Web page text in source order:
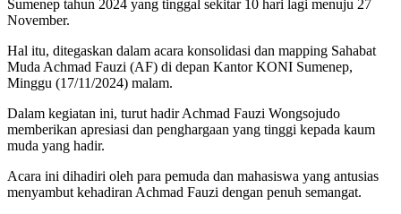
Sumenep tahun 2024 yang tinggal sekitar 10 hari lagi menuju 27
November.
Hal itu, ditegaskan dalam acara konsolidasi dan mapping Sahabat
Muda Achmad Fauzi (AF) di depan Kantor KONI Sumenep,
Minggu (17/11/2024) malam.
Dalam kegiatan ini, turut hadir Achmad Fauzi Wongsojudo
memberikan apresiasi dan penghargaan yang tinggi kepada kaum
muda yang hadir.
Acara ini dihadiri oleh para pemuda dan mahasiswa yang antusias
menyambut kehadiran Achmad Fauzi dengan penuh semangat.